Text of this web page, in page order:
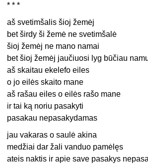
* * *
aš svetimšalis šioj žemėj
bet širdy ši žemė ne svetimšalė
šioj žemėj ne mano namai
bet šioj žemėj jaučiuosi lyg būčiau
aš skaitau ekelefo eiles
o jo eilės skaito mane
aš rašau eiles o eilės rašo mane
ir tai ką noriu pasakyti
pasakau nepasakydamas
jau vakaras o saulė akina
medžiai dar žali vanduo pamėlęs
ateis naktis ir apie save pasakys